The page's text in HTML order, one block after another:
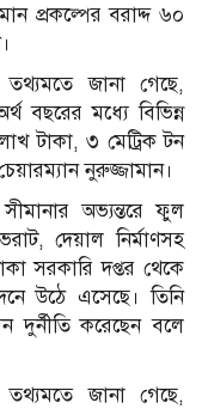
প্রকল্পের বরাদ্দ ৬০
তথ্যমতে জানা গেছে,
বছরের মধ্যে বিভিন্ন
টাকা, ৩ মেট্রিক টন
নুরুজ্জামান।
অভ্যন্তরে ফুল
দেয়াল নির্মাণসহ
সরকারি দপ্তর থেকে
উঠে এসেছে। তিনি
করেছেন বলে
তথ্যমতে জানা গেছে,